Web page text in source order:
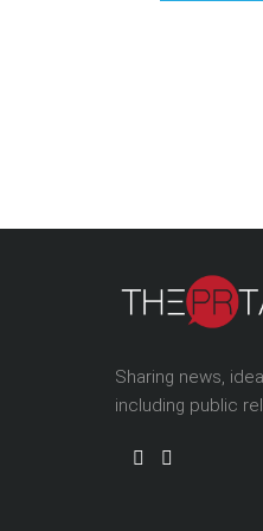
Sharing news,
including public